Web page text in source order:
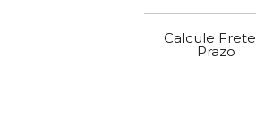
Calcule
Prazo